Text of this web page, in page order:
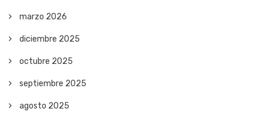
marzo 2026
diciembre 2025
octubre 2025
septiembre 2025
agosto 2025